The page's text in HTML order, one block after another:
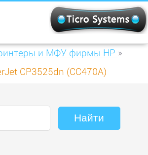
и МФУ фирмы HP »
CP3525dn (CC470A)